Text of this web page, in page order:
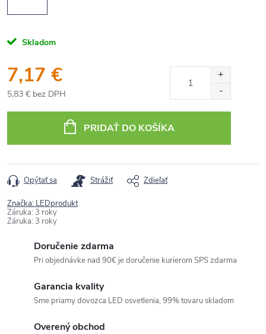
Skladom
7,17 €
5,83 € bez DPH
cena:
PRIDAŤ DO KOŠÍKA
Opýtať sa Strážiť Zdieľať
Značka: LEDprodukt
Záruka: 3 roky
Záruka: 3 roky
Doručenie zdarma
Pri objednávke nad 90€ je doručenie kurierom SPS zdarma
Garancia kvality
Sme priamy dovozca LED osvetlenia, 99% tovaru skladom
Overený obchod